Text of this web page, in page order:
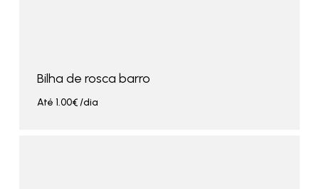
Bilha de rosca barro
Até 1.00€/dia